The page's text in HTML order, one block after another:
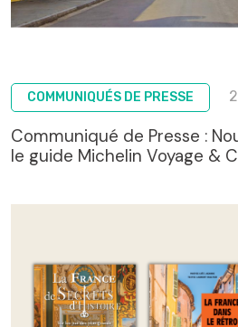
COMMUNIQUÉS DE PRESSE
Communiqué de Presse :
le guide Michelin Voyage &